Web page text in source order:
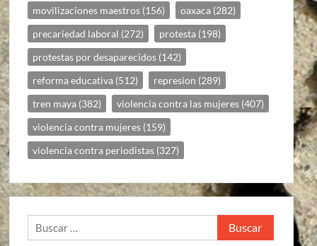
movilizaciones maestros (156) oaxaca (282)
precariedad laboral (272) protesta (198)
protestas por desaparecidos (142)
reforma educativa (512) represion (289)
tren maya (382) violencia contra las mujeres (407)
violencia contra mujeres (159)
violencia contra periodistas (327)
Buscar: